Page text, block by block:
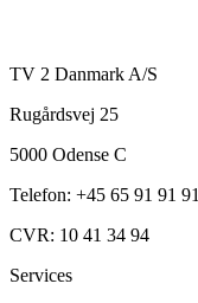
TV 2 Danmark A/S
Rugårdsvej 25
5000 Odense C
Telefon: +45 65 91 91 91
CVR: 10 41 34 94
Services